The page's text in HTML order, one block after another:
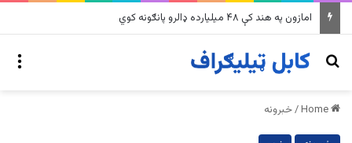
په وینزویلا کې زورورو زلزلو پراخ زیانونه اړولي
Search for
/خبرونه